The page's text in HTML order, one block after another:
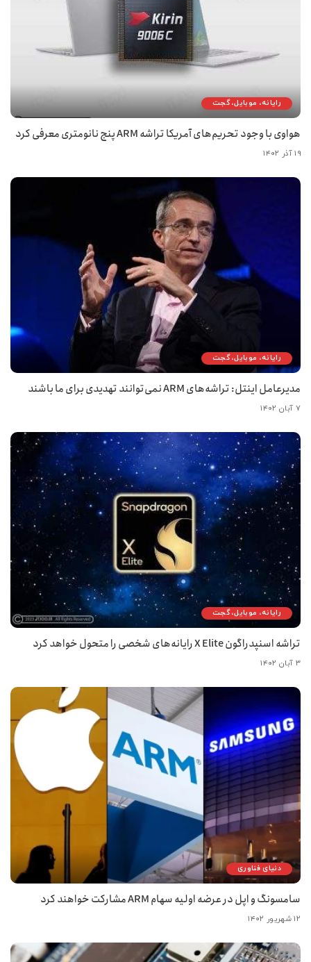
رایانه، موبایل، گجت
هواوی با وجود تحریم‌های آمریکا تراشه ARM پنج نانومتری معرفی کرد
۱۹ آذر ۱۴۰۲
رایانه، موبایل، گجت
مدیرعامل اینتل: تراشه‌های ARM نمی‌توانند تهدیدی برای ما باشند
۷ آبان ۱۴۰۲
رایانه، موبایل، گجت
تراشه اسنپدراگون X Elite رایانه‌های شخصی را متحول خواهد کرد
۳ آبان ۱۴۰۲
دنیای فناوری
سامسونگ و اپل در عرضه اولیه سهام ARM مشارکت خواهند کرد
۱۲ شهریور ۱۴۰۲